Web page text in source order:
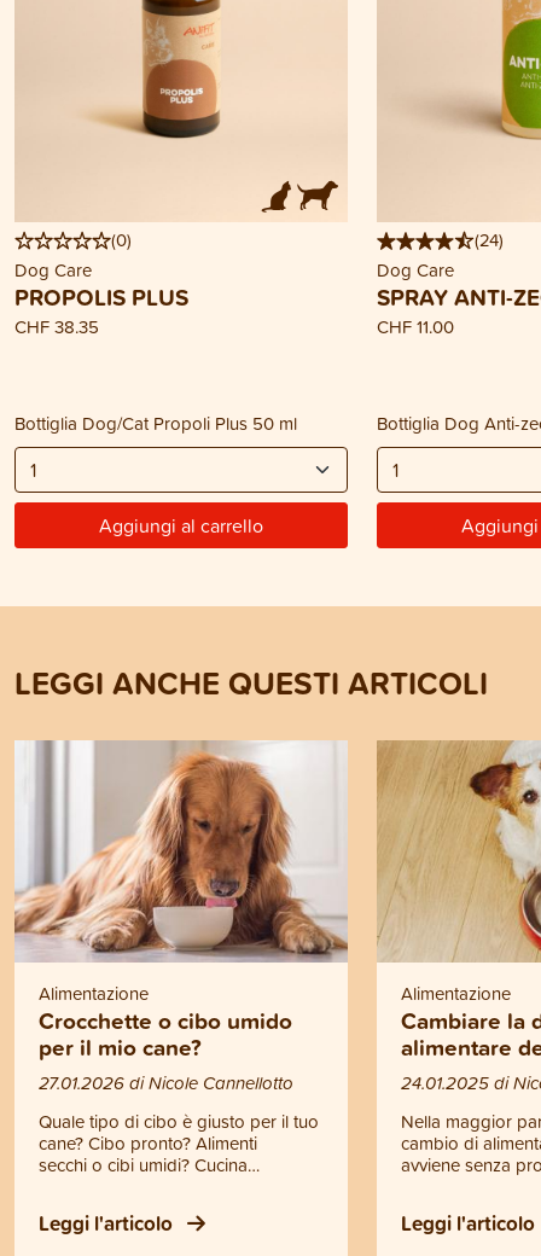
(0)
Dog Care
PROPOLIS PLUS
CHF 38.35
Bottiglia Dog/Cat Propoli Plus 50 ml
Aggiungi al carrello
(24)
Dog Care
SPRAY ANTI-
CHF 11.00
Bottiglia Dog Anti-
LEGGI ANCHE QUESTI ARTICOLI
Alimentazione
Crocchette o cibo umido
per il mio cane?
27.01.2026 di Nicole Cannellotto
Quale tipo di cibo è giusto per il tuo
cane? Cibo pronto? Alimenti
secchi o cibi umidi? Cucina
di gusto. Fondamentalmente, con
Leggi l'articolo
Alimentazione
Cambiare la
alimentare
24.01.2025 di
Nella maggior
cambio di
avviene senza
piacevole
Leggi l'articolo